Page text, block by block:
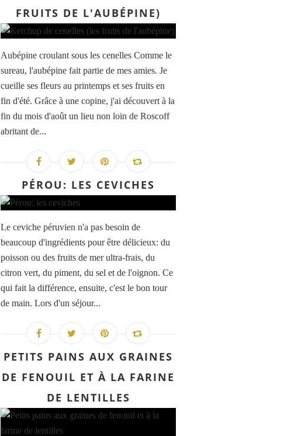
FRUITS DE L'AUBÉPINE)
Aubépine croulant sous les cenelles Comme le
sureau, l'aubépine fait partie de mes amies. Je
cueille ses fleurs au printemps et ses fruits en
fin d'été. Grâce à une copine, j'ai découvert à la
fin du mois d'août un lieu non loin de Roscoff
abritant de...
PÉROU: LES CEVICHES
Le ceviche péruvien n'a pas besoin de
beaucoup d'ingrédients pour être délicieux: du
poisson ou des fruits de mer ultra-frais, du
citron vert, du piment, du sel et de l'oignon. Ce
qui fait la différence, ensuite, c'est le bon tour
de main. Lors d'un séjour...
PETITS PAINS AUX GRAINES
DE FENOUIL ET À LA FARINE
DE LENTILLES